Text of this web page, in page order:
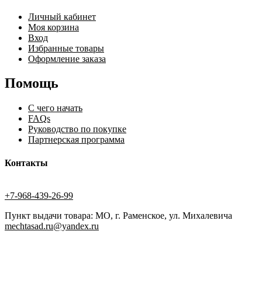
Личный кабинет
Моя корзина
Вход
Избранные товары
Оформление заказа
Помощь
С чего начать
FAQs
Руководство по покупке
Партнерская программа
Контакты
+7-968-439-26-99
Пункт выдачи товара: МО, г. Раменское, ул. Михалевича
mechtasad.ru@yandex.ru